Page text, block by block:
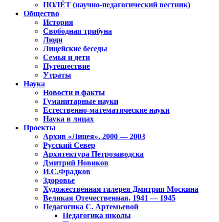
ПОЛЁТ (научно-педагогический вестник)
Общество
История
Свободная трибуна
Люди
Лицейские беседы
Семья и дети
Путешествие
Утраты
Наука
Новости и факты
Гуманитарные науки
Естественно-математические науки
Наука в лицах
Проекты
Архив «Лицея». 2000 — 2003
Русский Север
Архитектура Петрозаводска
Дмитрий Новиков
И.С.Фрадков
Здоровье
Художественная галерея Дмитрия Москина
Великая Отечественная. 1941 — 1945
Педагогика С. Артемьевой
Педагогика школы